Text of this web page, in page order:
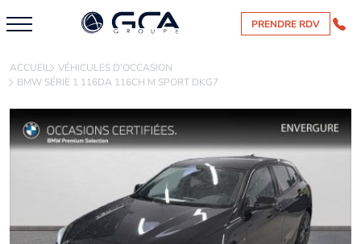
PRENDRE RDV
ACCUEIL VÉHICULES D'OCCASION
BMW SÉRIE 1 116DA 116CH M SPORT DKG7